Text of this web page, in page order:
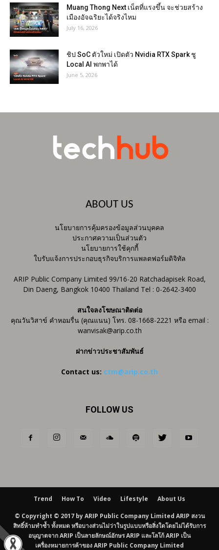
Muang Thong Next เน็ตที่แรงขึ้น จะช่วยสร้าง
เมืองอัจฉริยะได้จริงไหม
July 16, 2026
ชิป SoC ตัวใหม่ เปิดตัว Nvidia RTX Spark ชู
Local AI พกพาได้
June 5, 2026
ABOUT US
นโยบายการคุ้มครองข้อมูลส่วนบุคคล
ประกาศความเป็นส่วนตัว
นโยบายการใช้คุกกี้
ใบรับแจ้งการประกอบธุรกิจบริการแพลตฟอร์มดิจิทัล
ARIP Public Company Limited 99/16-20 Ratchadapisek Road,
Din Daeng, Bangkok 10400 Thailand Tel : 0-2642-3400
สนใจลงโฆษณาติดต่อ
คุณวันวิสาข์ คำหอมรื่น (คุณแนน) โทร. 08-1668-2221 หรือ email :
wanvisak@arip.co.th
ฝากข่าวประชาสัมพันธ์
Contact us: ctm@arip.co.th
FOLLOW US
Trend How To Video Lifestyle About Us
© Copyright © 2017 by ARIP Public Company Limited ARIP สงวน
สิทธิ์ห้ามทำซ้ำ ทั้งหมด หรือบางส่วนไม่ว่าในรูปแบบหรือสิ่งใดโดยไม่ได้รับการ
อนุญาตจาก ARIP เป็นลายลักษณ์อักษร ARIP และโลโก้ ARIP เป็น
เครื่องหมายการค้าของ ARIP Public Company Limited